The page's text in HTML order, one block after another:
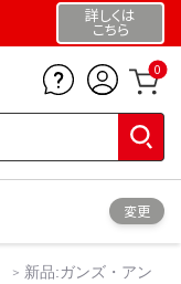
詳しくは
こちら
0
変更
新品:ガンズ・アン